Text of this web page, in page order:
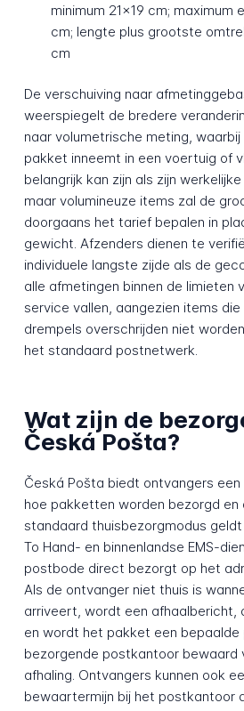
minimum 21×19 cm; maximum
cm; lengte plus grootste
cm
De verschuiving naar
weerspiegelt de bredere
naar volumetrische meting,
pakket inneemt in een voertuig of
belangrijk kan zijn als zijn
maar volumineuze items zal de
doorgaans het tarief bepalen in
gewicht. Afzenders dienen te
individuele langste zijde als de
alle afmetingen binnen de limieten
service vallen, aangezien items
drempels overschrijden niet
het standaard postnetwerk.
Wat zijn de
Česká Pošta?
Česká Pošta biedt ontvangers
hoe pakketten worden bezorgd en
standaard thuisbezorgmodus
To Hand- en binnenlandse EMS-
postbode direct bezorgt op het
Als de ontvanger niet thuis is
arriveert, wordt een afhaalbericht,
en wordt het pakket een bepaalde
bezorgende postkantoor bewaard
afhaling. Ontvangers kunnen ook
bewaartermijn bij het postkantoor